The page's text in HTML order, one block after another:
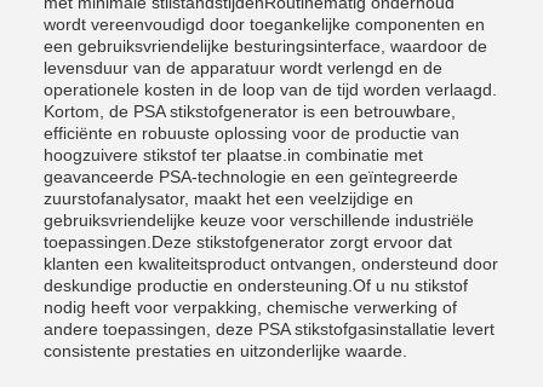
wordt vereenvoudigd door toegankelijke componenten en
een gebruiksvriendelijke besturingsinterface, waardoor de
levensduur van de apparatuur wordt verlengd en de
operationele kosten in de loop van de tijd worden verlaagd.
Kortom, de PSA stikstofgenerator is een betrouwbare,
efficiënte en robuuste oplossing voor de productie van
hoogzuivere stikstof ter plaatse.in combinatie met
geavanceerde PSA-technologie en een geïntegreerde
zuurstofanalysator, maakt het een veelzijdige en
gebruiksvriendelijke keuze voor verschillende industriële
toepassingen.Deze stikstofgenerator zorgt ervoor dat
klanten een kwaliteitsproduct ontvangen, ondersteund door
deskundige productie en ondersteuning.Of u nu stikstof
nodig heeft voor verpakking, chemische verwerking of
andere toepassingen, deze PSA stikstofgasinstallatie levert
consistente prestaties en uitzonderlijke waarde.